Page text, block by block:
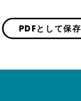
PDFとして保存